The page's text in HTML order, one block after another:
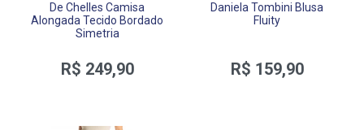
De Chelles Camisa
Alongada Tecido Bordado
Simetria
R$ 249,90
Daniela Tombini Blusa
Fluity
R$ 159,90